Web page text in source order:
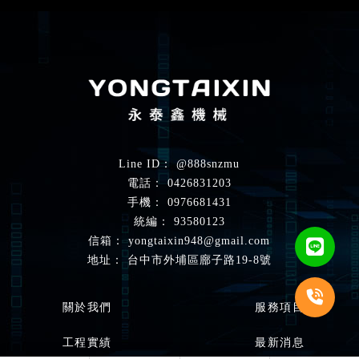
@888snzmu
0426831203
0976681431
93580123
yongtaixin948@gmail.com
台中市外埔區廍子路19-8號
關於我們 服務項目
工程實績 最新消息